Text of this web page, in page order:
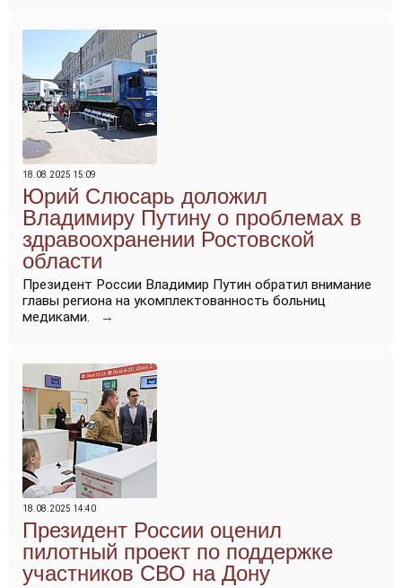
18.08.2025 15:09
Юрий Слюсарь доложил
Владимиру Путину о проблемах в
здравоохранении Ростовской
области
Президент России Владимир Путин обратил внимание
главы региона на укомплектованность больниц
медиками.
→
18.08.2025 14:40
Президент России оценил
пилотный проект по поддержке
участников СВО на Дону